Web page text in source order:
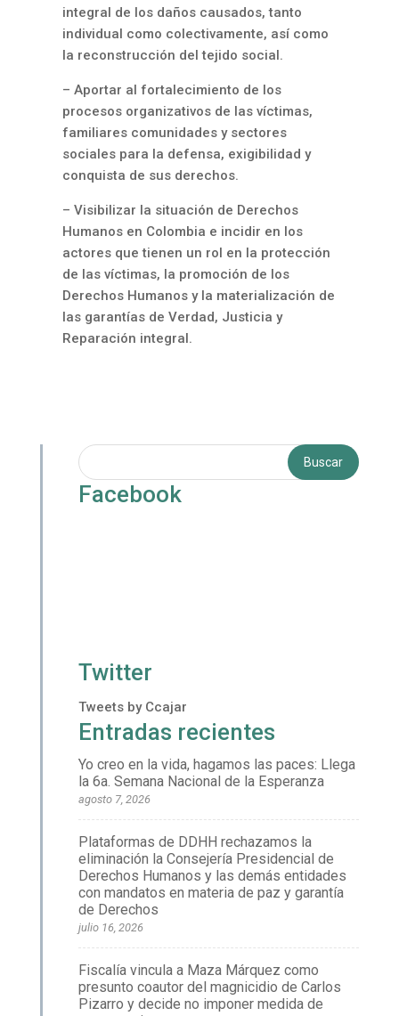
integral de los daños causados, tanto
individual como colectivamente, así como
la reconstrucción del tejido social.
– Aportar al fortalecimiento de los
procesos organizativos de las víctimas,
familiares comunidades y sectores
sociales para la defensa, exigibilidad y
conquista de sus derechos.
– Visibilizar la situación de Derechos
Humanos en Colombia e incidir en los
actores que tienen un rol en la protección
de las víctimas, la promoción de los
Derechos Humanos y la materialización de
las garantías de Verdad, Justicia y
Reparación integral.
Facebook
Twitter
Tweets by Ccajar
Entradas recientes
Yo creo en la vida, hagamos las paces: Llega
la 6a. Semana Nacional de la Esperanza
agosto 7, 2026
Plataformas de DDHH rechazamos la
eliminación la Consejería Presidencial de
Derechos Humanos y las demás entidades
con mandatos en materia de paz y garantía
de Derechos
julio 16, 2026
Fiscalía vincula a Maza Márquez como
presunto coautor del magnicidio de Carlos
Pizarro y decide no imponer medida de